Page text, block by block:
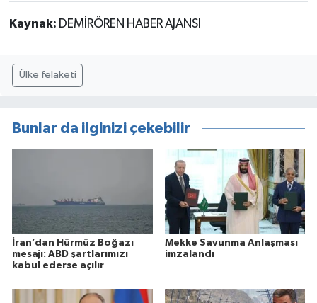
Kaynak: DEMİRÖREN HABER AJANSI
Ülke felaketi
Bunlar da ilginizi çekebilir
İran’dan Hürmüz Boğazı
mesajı: ABD şartlarımızı
kabul ederse açılır
Mekke Savunma Anlaşması
imzalandı